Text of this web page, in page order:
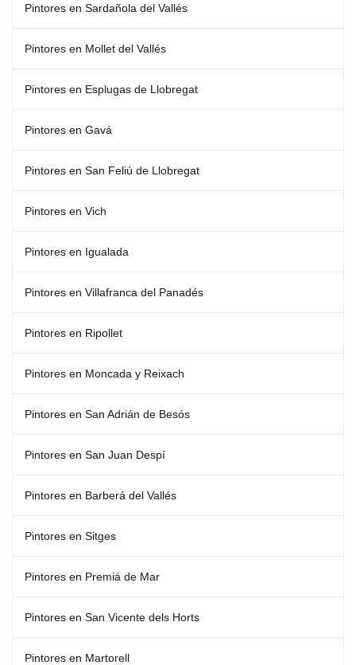
Pintores en Sardañola del Vallés
Pintores en Mollet del Vallés
Pintores en Esplugas de Llobregat
Pintores en Gavá
Pintores en San Feliú de Llobregat
Pintores en Vich
Pintores en Igualada
Pintores en Villafranca del Panadés
Pintores en Ripollet
Pintores en Moncada y Reixach
Pintores en San Adrián de Besós
Pintores en San Juan Despí
Pintores en Barberá del Vallés
Pintores en Sitges
Pintores en Premiá de Mar
Pintores en San Vicente dels Horts
Pintores en Martorell